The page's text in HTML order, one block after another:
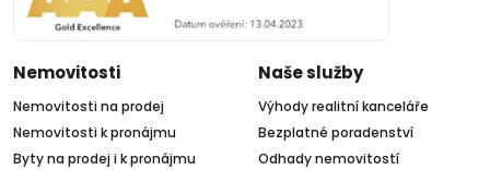
Nemovitosti
Nemovitosti na prodej
Nemovitosti k pronájmu
Byty na prodej i k pronájmu
Naše služby
Výhody realitní kanceláře
Bezplatné poradenství
Odhady nemovitostí